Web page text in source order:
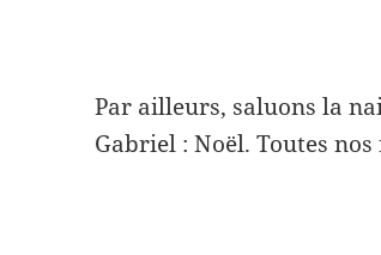
Par ailleurs, saluons la
Gabriel : Noël. Toutes